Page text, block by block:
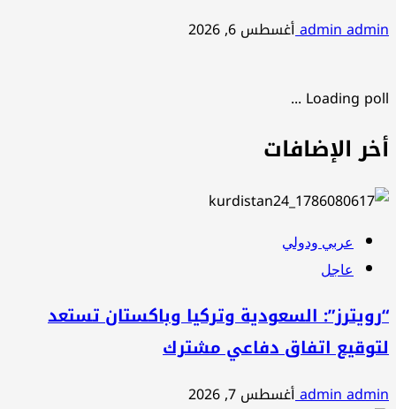
admin adminأغسطس 6, 2026
Loading poll ...
أخر الإضافات
عربي ودولي
عاجل
“رويترز”: السعودية وتركيا وباكستان تستعد
لتوقيع اتفاق دفاعي مشترك
admin adminأغسطس 7, 2026